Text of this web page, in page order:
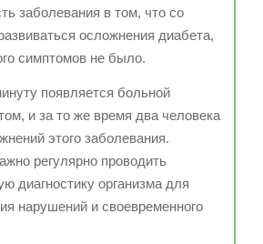
заболевания в том, что со
осложнения диабета,
симптомов не было.
появляется больной
и за то же время два человека
этого заболевания.
регулярно проводить
диагностику организма для
нарушений и своевременного